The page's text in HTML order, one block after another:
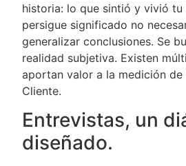
historia: lo que sintió y vivió tu
persigue significado no
generalizar conclusiones. Se
realidad subjetiva. Existen
aportan valor a la medición de
Cliente.
Entrevistas, un
diseñado.